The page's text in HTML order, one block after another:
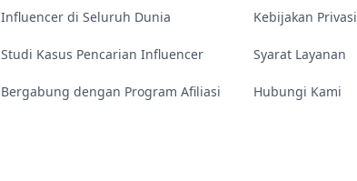
Influencer di Seluruh Dunia
Studi Kasus Pencarian Influencer
Bergabung dengan Program Afiliasi
Kebijakan Privasi
Syarat Layanan
Hubungi Kami